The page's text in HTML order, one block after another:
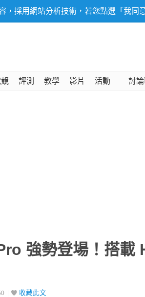
，採用網站分析技術，若您點選「我同
評測 教學 影片 活動 討論
強勢登場！搭載
收藏此文